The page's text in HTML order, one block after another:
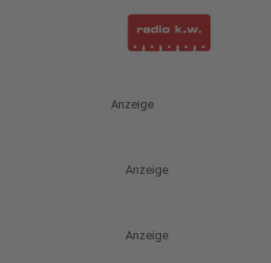
Anzeige
Anzeige
Anzeige